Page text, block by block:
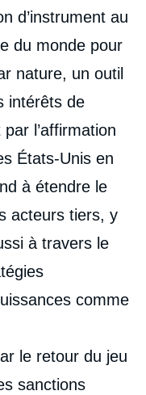
d’instrument au
du monde pour
nature, un outil
intérêts de
l’affirmation
États-Unis en
à étendre le
acteurs tiers, y
à travers le
comme
le retour du jeu
sanctions